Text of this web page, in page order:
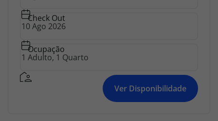
Check Out
Ocupação
Ver Disponibilidade